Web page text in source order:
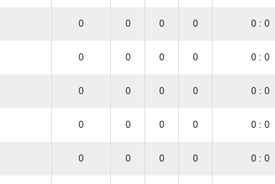
0 0 0 0 0 : 0
0 0 0 0 0 : 0
0 0 0 0 0 : 0
0 0 0 0 0 : 0
0 0 0 0 0 : 0